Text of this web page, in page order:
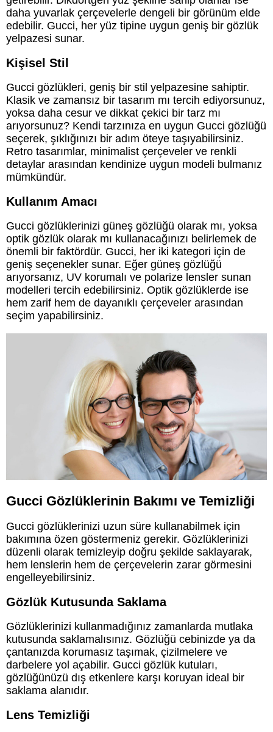
daha yuvarlak çerçevelerle dengeli bir görünüm elde
edebilir. Gucci, her yüz tipine uygun geniş bir gözlük
yelpazesi sunar.
Kişisel Stil
Gucci gözlükleri, geniş bir stil yelpazesine sahiptir.
Klasik ve zamansız bir tasarım mı tercih ediyorsunuz,
yoksa daha cesur ve dikkat çekici bir tarz mı
arıyorsunuz? Kendi tarzınıza en uygun Gucci gözlüğü
seçerek, şıklığınızı bir adım öteye taşıyabilirsiniz.
Retro tasarımlar, minimalist çerçeveler ve renkli
detaylar arasından kendinize uygun modeli bulmanız
mümkündür.
Kullanım Amacı
Gucci gözlüklerinizi güneş gözlüğü olarak mı, yoksa
optik gözlük olarak mı kullanacağınızı belirlemek de
önemli bir faktördür. Gucci, her iki kategori için de
geniş seçenekler sunar. Eğer güneş gözlüğü
arıyorsanız, UV korumalı ve polarize lensler sunan
modelleri tercih edebilirsiniz. Optik gözlüklerde ise
hem zarif hem de dayanıklı çerçeveler arasından
seçim yapabilirsiniz.
Gucci Gözlüklerinin Bakımı ve Temizliği
Gucci gözlüklerinizi uzun süre kullanabilmek için
bakımına özen göstermeniz gerekir. Gözlüklerinizi
düzenli olarak temizleyip doğru şekilde saklayarak,
hem lenslerin hem de çerçevelerin zarar görmesini
engelleyebilirsiniz.
Gözlük Kutusunda Saklama
Gözlüklerinizi kullanmadığınız zamanlarda mutlaka
kutusunda saklamalısınız. Gözlüğü cebinizde ya da
çantanızda korumasız taşımak, çizilmelere ve
darbelere yol açabilir. Gucci gözlük kutuları,
gözlüğünüzü dış etkenlere karşı koruyan ideal bir
saklama alanıdır.
Lens Temizliği